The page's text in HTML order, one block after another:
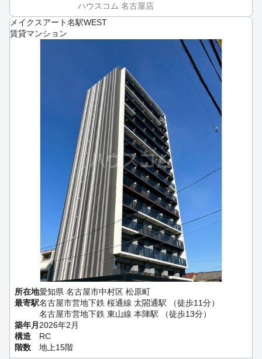
ハウスコム 名古屋店
メイクスアート名駅WEST
賃貸マンション
所在地愛知県 名古屋市中村区 松原町
最寄駅名古屋市営地下鉄 桜通線 太閤通駅 （徒歩11分）
名古屋市営地下鉄 東山線 本陣駅 （徒歩13分）
築年月2026年2月
構造
RC
階数
地上15階